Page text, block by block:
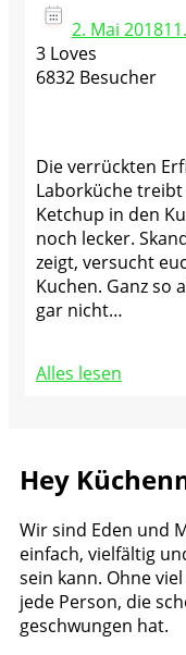
2. Mai 2018
3 Loves
6832 Besucher
Die verrückten
Laborküche
Ketchup in den
noch lecker.
zeigt, versucht
Kuchen. Ganz so
gar nicht…
Alles lesen
Hey
Wir sind Eden und
einfach, vielfältig
sein kann. Ohne
jede Person, die
geschwungen hat.